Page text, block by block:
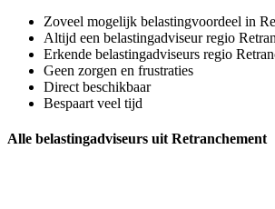
Zoveel mogelijk belastingvoordeel in
Altijd een belastingadviseur regio
Erkende belastingadviseurs regio
Geen zorgen en frustraties
Direct beschikbaar
Bespaart veel tijd
Alle belastingadviseurs uit Retranchement